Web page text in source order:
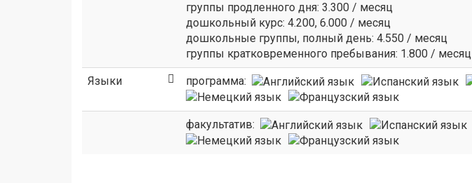
группы продленного дня: 3.300 / месяц
дошкольный курс: 4.200, 6.000 / месяц
дошкольные группы, полный день: 4.550 / месяц
группы кратковременного пребывания: 1.800 / месяц
Языки программа:
факультатив: